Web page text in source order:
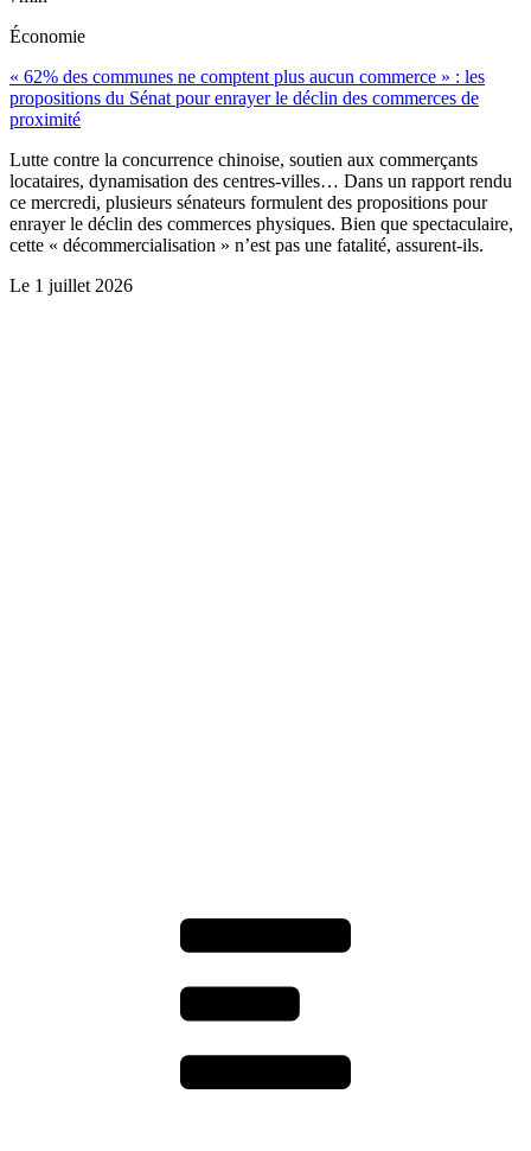
Économie
« 62% des communes ne comptent plus aucun commerce » : les
propositions du Sénat pour enrayer le déclin des commerces de
proximité
Lutte contre la concurrence chinoise, soutien aux commerçants
locataires, dynamisation des centres-villes… Dans un rapport rendu
ce mercredi, plusieurs sénateurs formulent des propositions pour
enrayer le déclin des commerces physiques. Bien que spectaculaire,
cette « décommercialisation » n’est pas une fatalité, assurent-ils.
Le 1 juillet 2026